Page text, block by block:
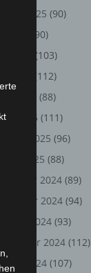
2025 (90)
(90)
(103)
(112)
2025
(88)
2025 (111)
2025 (96)
2025 (88)
2024 (89)
2024 (94)
2024 (93)
2024 (112)
2024 (107)